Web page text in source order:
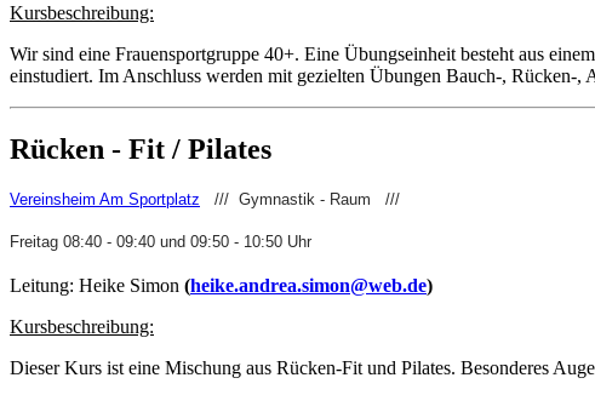
Kursbeschreibung:
Wir sind eine Frauensportgruppe 40+. Eine Übungseinheit besteht aus
einstudiert. Im Anschluss werden mit gezielten Übungen Bauch-, Rücken-
Rücken - Fit / Pilates
Vereinsheim Am Sportplatz /// Gymnastik - Raum ///
Freitag 08:40 - 09:40 und 09:50 - 10:50 Uhr
Leitung: Heike Simon (heike.andrea.simon@web.de)
Kursbeschreibung:
Dieser Kurs ist eine Mischung aus Rücken-Fit und Pilates. Besonderes